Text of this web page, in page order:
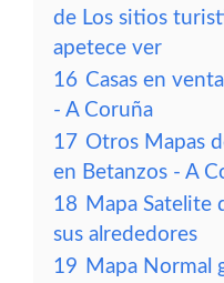
de Los sitios
apetece ver
16 Casas en
- A Coruña
17 Otros Mapas
en Betanzos - A
18 Mapa Satelite
sus alrededores
19 Mapa Normal